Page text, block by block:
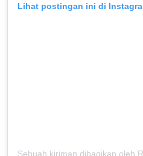
Lihat postingan ini di